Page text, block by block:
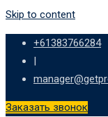
Skip to content
+61383766284
|
Заказать звонок